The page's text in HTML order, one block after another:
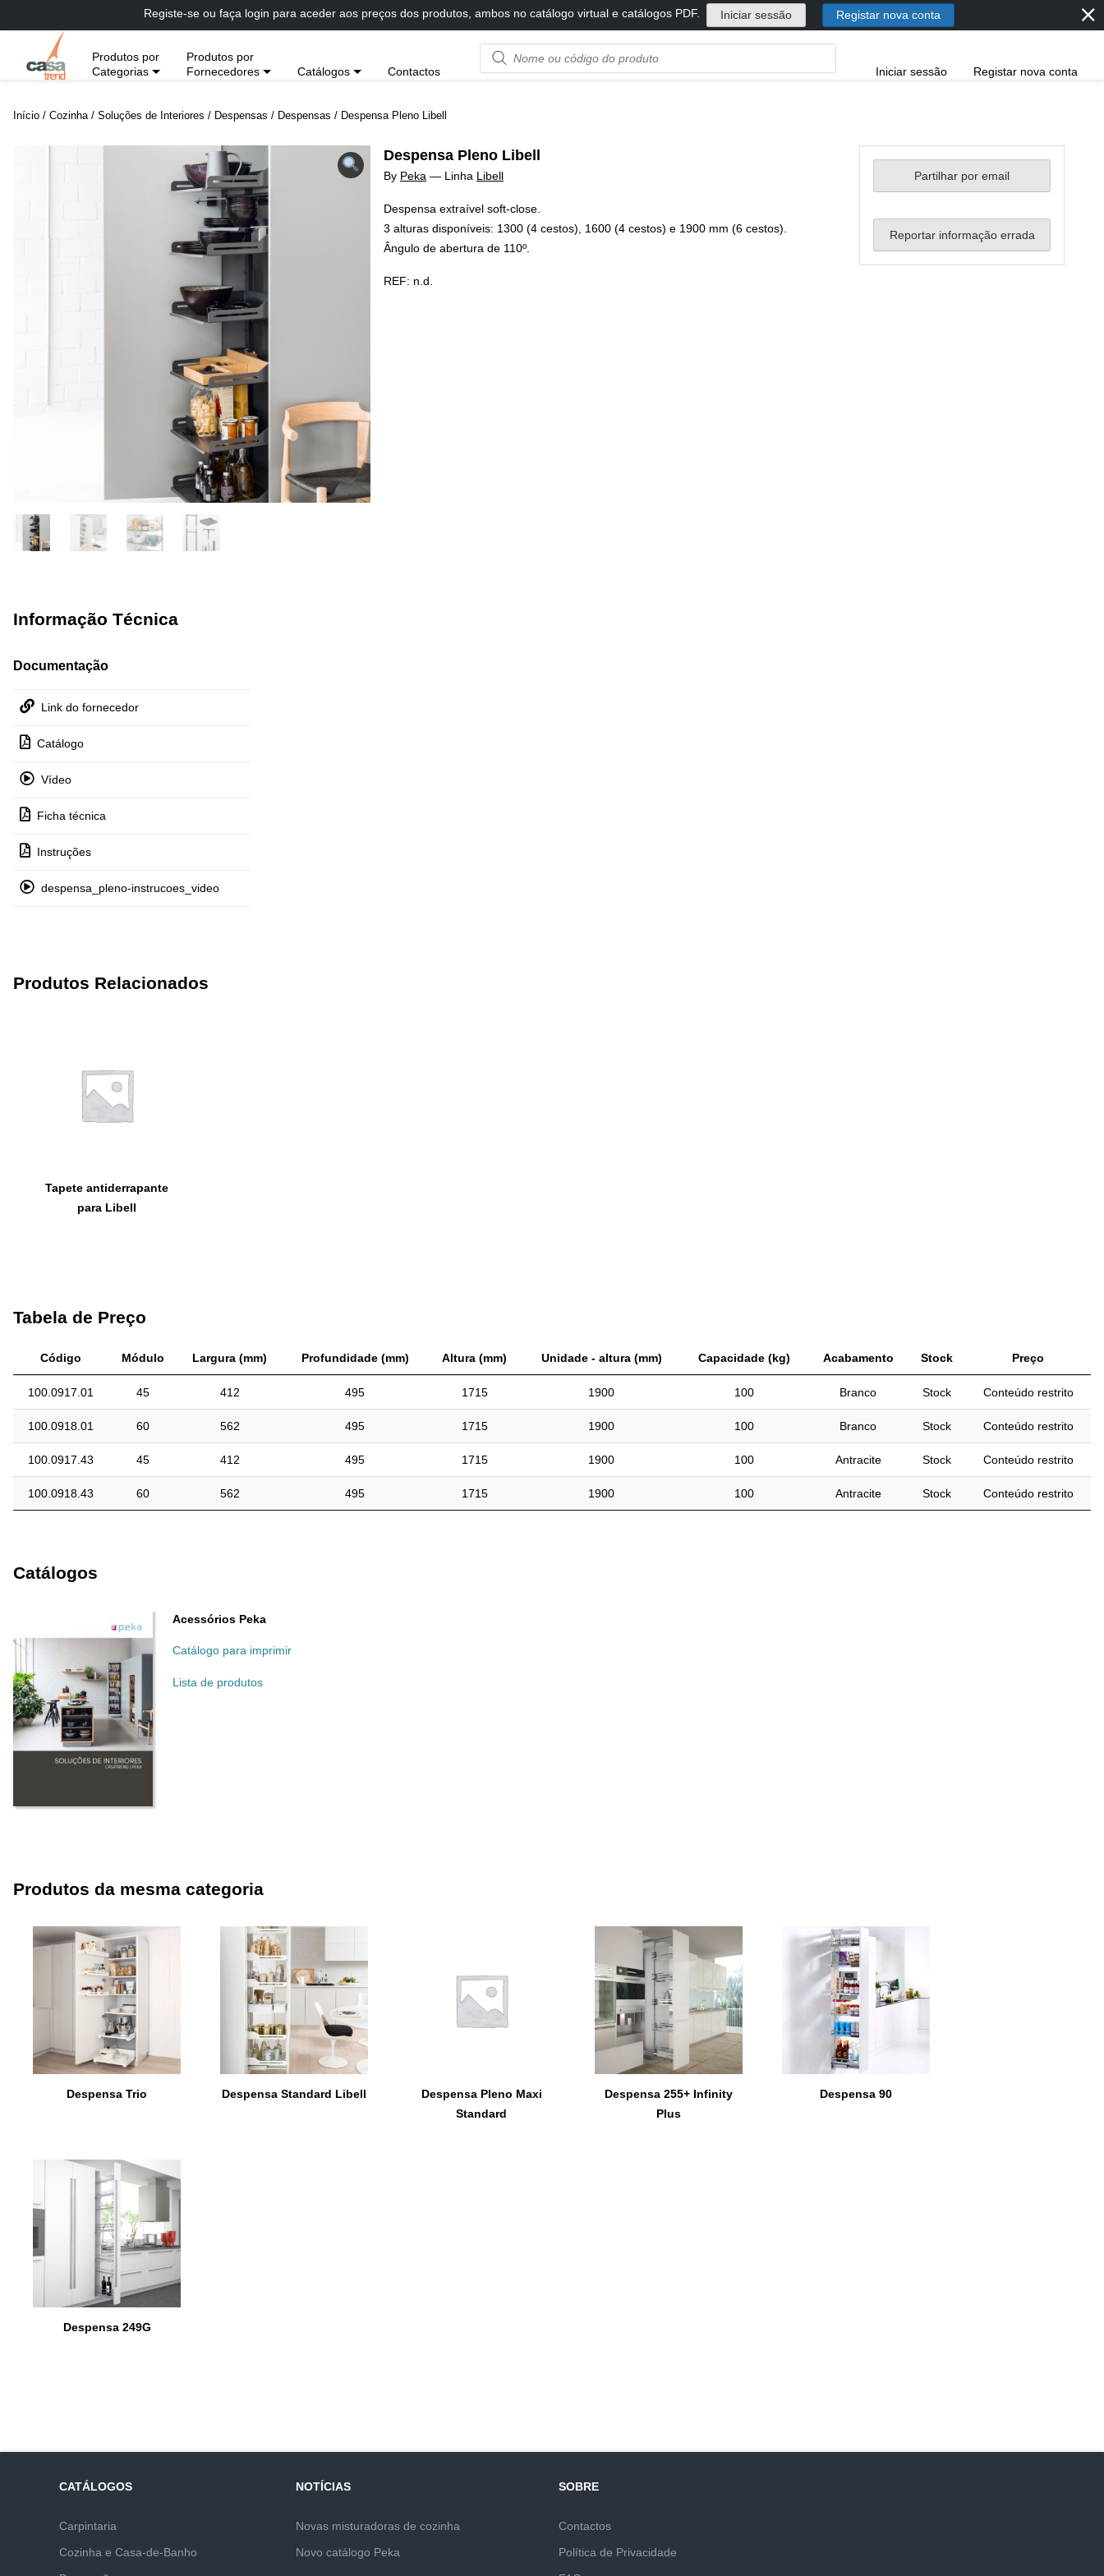
diretamente
conteúdo
Registe-se ou faça login para aceder aos preços dos produtos, ambos no catálogo virtual e catálogos PDF. Iniciar sessão Registar nova conta ⨯
Produtos por
Categorias
Produtos por
Fornecedores
Catálogos Contactos
Product
name
Iniciar sessão Registar nova conta
Início / Cozinha / Soluções de Interiores / Despensas / Despensas / Despensa Pleno Libell
Despensa Pleno Libell
By Peka — Linha Libell
Despensa extraível soft-close.
3 alturas disponíveis: 1300 (4 cestos), 1600 (4 cestos) e 1900 mm (6 cestos).
Ângulo de abertura de 110º.
REF: n.d.
Partilhar por email
Reportar informação errada
Informação Técnica
Documentação
Link do fornecedor
Catálogo
Vídeo
Ficha técnica
Instruções
despensa_pleno-instrucoes_video
Produtos Relacionados
Tapete antiderrapante
para Libell
Tabela de Preço
Código Módulo Largura (mm) Profundidade (mm) Altura (mm) Unidade - altura (mm) Capacidade (kg) Acabamento Stock Preço
100.0917.01 45 412 495 1715 1900 100 Branco Stock Conteúdo restrito
100.0918.01 60 562 495 1715 1900 100 Branco Stock Conteúdo restrito
100.0917.43 45 412 495 1715 1900 100 Antracite Stock Conteúdo restrito
100.0918.43 60 562 495 1715 1900 100 Antracite Stock Conteúdo restrito
Catálogos
Acessórios Peka
Catálogo para imprimir
Lista de produtos
Produtos da mesma categoria
Despensa Trio Despensa Standard Libell
Despensa Pleno Maxi
Standard
Despensa 255+ Infinity
Plus
Despensa 90
Despensa 249G
CATÁLOGOS
Carpintaria
Cozinha e Casa-de-Banho
NOTÍCIAS
Novas misturadoras de cozinha
Novo catálogo Peka
SOBRE
Contactos
Política de Privacidade